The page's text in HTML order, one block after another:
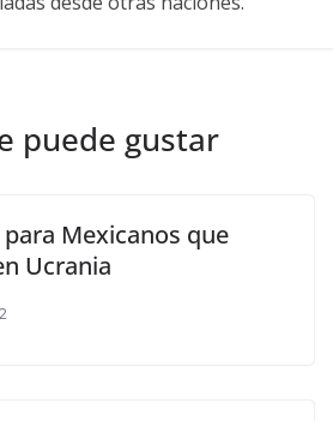
puede gustar
Mexicanos que
Ucrania